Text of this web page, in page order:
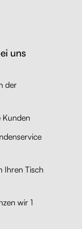
uns
der
Ihren Tisch
wir 1